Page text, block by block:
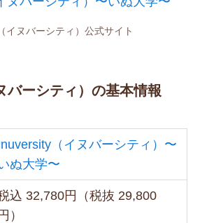
イヌバーシティ）公式サイト
ーシティ）の基本情報
（イヌバーシティ）〜
ぬ大学〜
込 32,780円（税抜 29,800
）